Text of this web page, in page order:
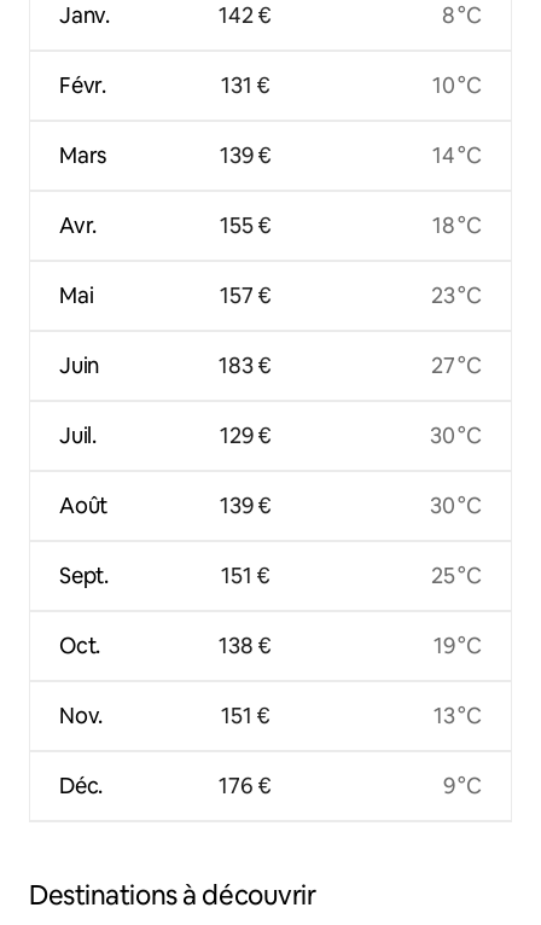
Janv.
Févr.
Mars
Avr.
Mai
Juin
Juil.
Août
Sept.
Oct.
Nov.
Déc.
142 €
131 €
139 €
155 €
157 €
183 €
129 €
139 €
151 €
138 €
151 €
176 €
8 °C
10 °C
14 °C
18 °C
23 °C
27 °C
30 °C
30 °C
25 °C
19 °C
13 °C
9 °C
Destinations à découvrir